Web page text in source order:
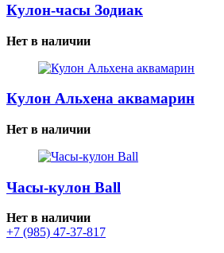
Кулон-часы Зодиак
Нет в наличии
Кулон Альхена аквамарин
Нет в наличии
Часы-кулон Ball
Нет в наличии
+7 (985) 47-37-817